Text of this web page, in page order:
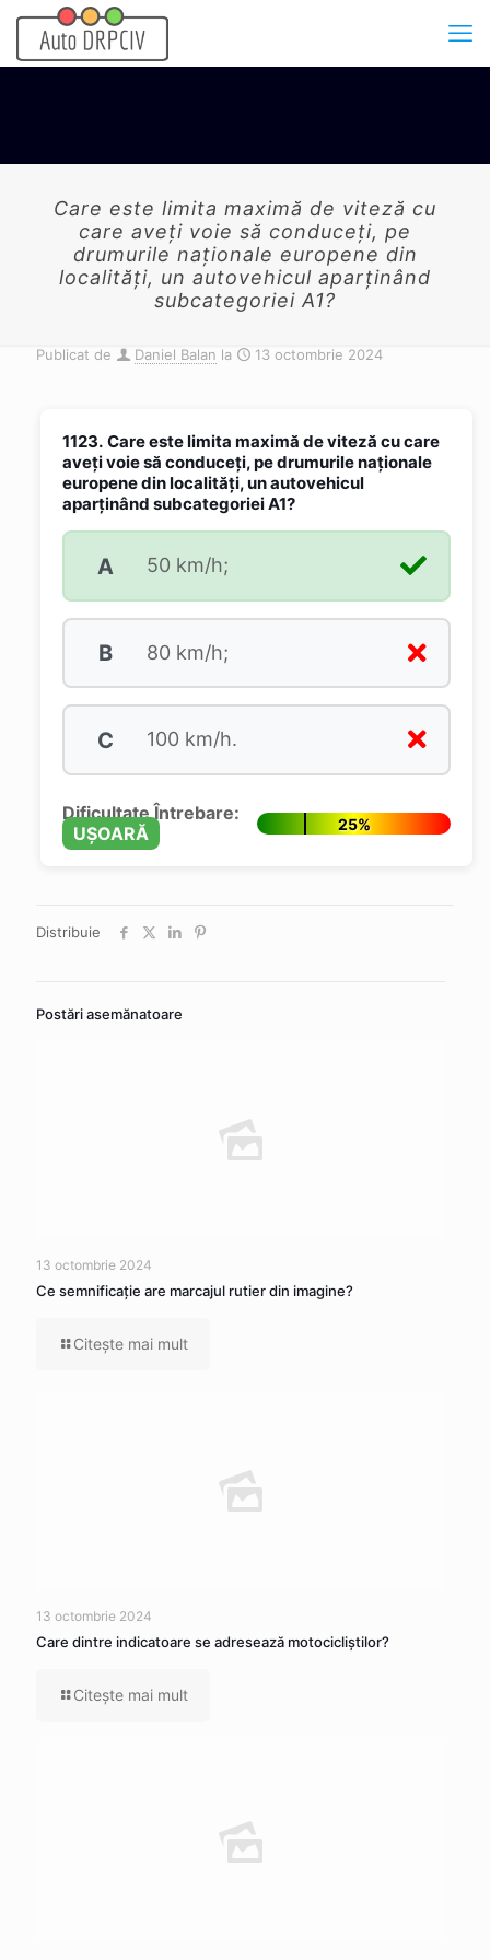
Care este limita maximă de viteză cu
care aveţi voie să conduceţi, pe
drumurile naţionale europene din
localităţi, un autovehicul aparţinând
subcategoriei A1?
Publicat de Daniel Balan la 13 octombrie 2024
1123. Care este limita maximă de viteză cu care
aveţi voie să conduceţi, pe drumurile naţionale
europene din localităţi, un autovehicul
aparţinând subcategoriei A1?
A 50 km/h;
B 80 km/h;
C 100 km/h.
Dificultate Întrebare:
UȘOARĂ
25%
Distribuie
Postări asemănatoare
13 octombrie 2024
Ce semnificaţie are marcajul rutier din imagine?
Citeşte mai mult
13 octombrie 2024
Care dintre indicatoare se adresează motocicliştilor?
Citeşte mai mult